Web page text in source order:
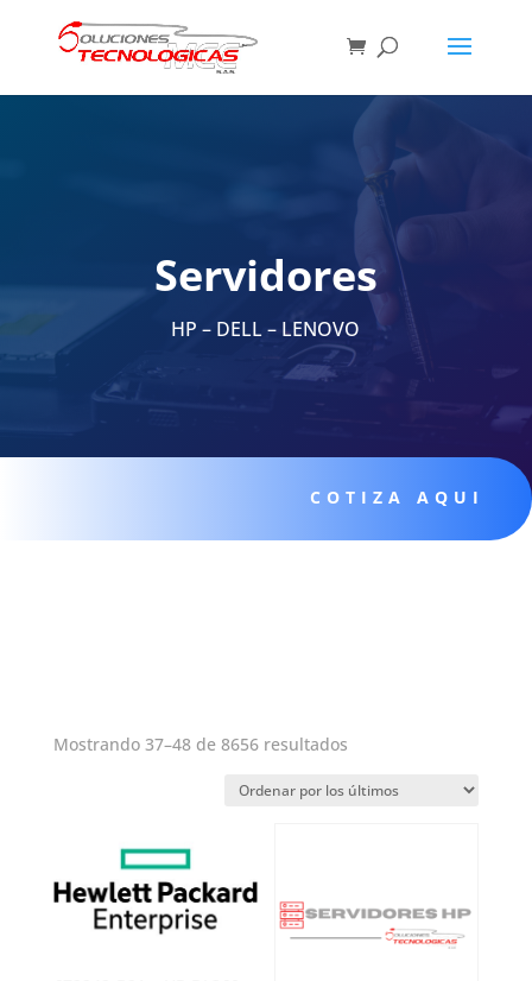
Servidores
HP – DELL – LENOVO
COTIZA AQUI
Mostrando 37–48 de 8656 resultadosOrdenado
los